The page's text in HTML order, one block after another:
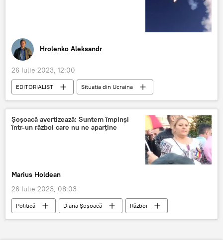
Hrolenko Aleksandr
26 Iulie 2023, 12:00
EDITORIALIST
Situatia din Ucraina
Marea Neagră
Dunărea Rachete
Şoşoacă avertizează: Suntem împinşi
într-un război care nu ne aparţine
Marius Holdean
26 Iulie 2023, 08:03
Politică Diana Șoșoacă
Război
Ucraina
România